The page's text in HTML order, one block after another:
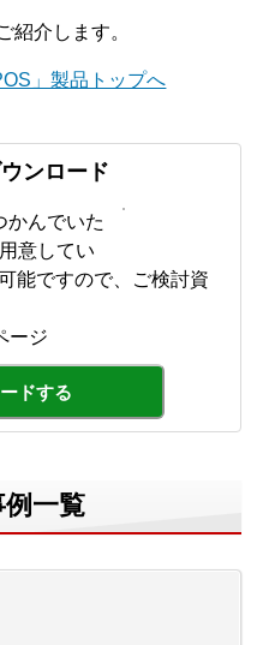
紹介します。
」製品トップへ
ンロード
かんでいた
意してい
能ですので、ご検討資
ージ
ドする
例一覧